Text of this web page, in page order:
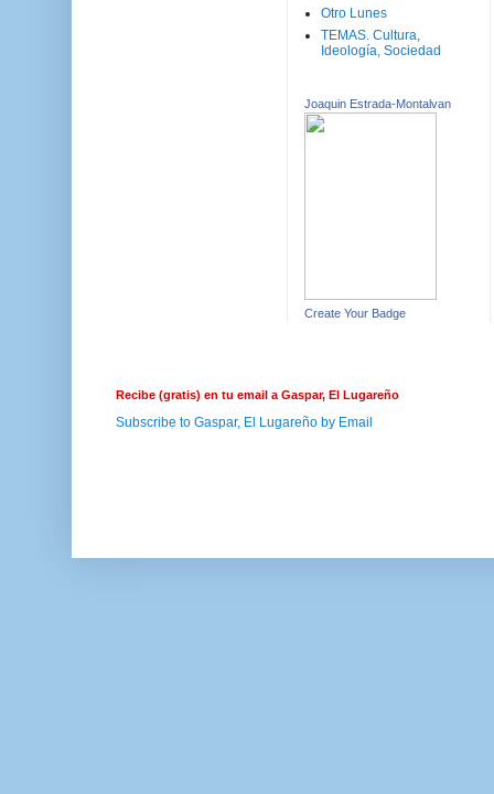
Otro Lunes
TEMAS. Cultura,
Ideología, Sociedad
Joaquin Estrada-Montalvan
Create Your Badge
Recibe (gratis) en tu email a Gaspar, El Lugareño
Subscribe to Gaspar, El Lugareño by Email